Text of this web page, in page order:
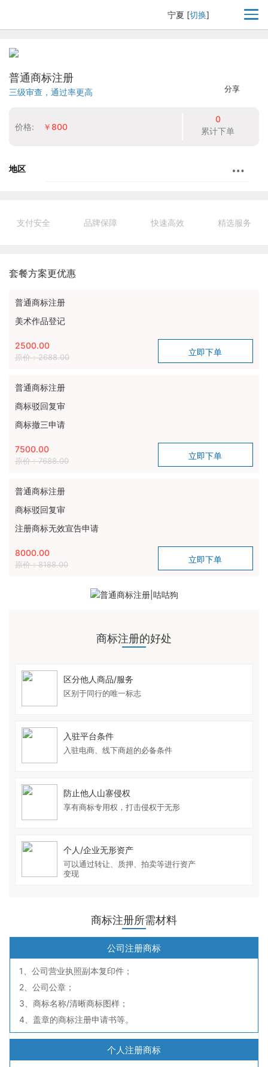
宁夏 [切换]
分享
普通商标注册
三级审查，通过率更高
价格: ￥800
0
累计下单
地区
支付安全 品牌保障 快速高效 精选服务
套餐方案更优惠
普通商标注册
美术作品登记
2500.00
原价：2688.00
普通商标注册
商标驳回复审
商标撤三申请
7500.00
原价：7688.00
普通商标注册
商标驳回复审
注册商标无效宣告申请
8000.00
原价：8188.00
商标注册的好处
区分他人商品/服务
区别于同行的唯一标志
入驻平台条件
入驻电商、线下商超的必备条件
防止他人山寨侵权
享有商标专用权，打击侵权于无形
个人/企业无形资产
可以通过转让、质押、拍卖等进行资产
变现
商标注册所需材料
公司注册商标
1、公司营业执照副本复印件；
2、公司公章；
3、商标名称/清晰商标图样；
4、盖章的商标注册申请书等。
个人注册商标